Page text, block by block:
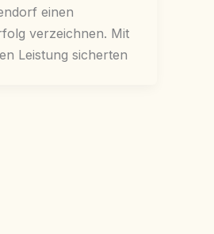
einen
verzeichnen. Mit
Leistung sicherten